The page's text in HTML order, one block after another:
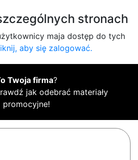
stronach
maja dostęp do tych
aby się zalogować.
Twoja firma?
jak odebrać materiały
promocyjne!